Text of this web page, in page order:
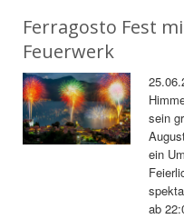
Ferragosto Fest
Feuerwerk
sein
ein
ab